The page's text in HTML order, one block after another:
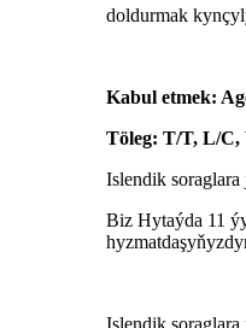
doldurmak
Kabul etmek:
Töleg: T/T, L/C,
Islendik
Biz Hytaýda 11
Islendik